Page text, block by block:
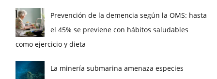
Prevención de la demencia según la OMS: hasta
el 45% se previene con hábitos saludables
como ejercicio y dieta
La minería submarina amenaza especies